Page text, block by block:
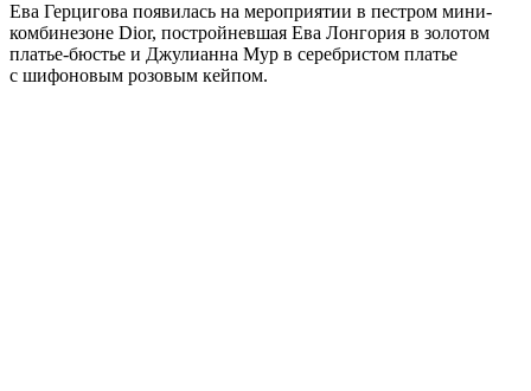
Ева Герцигова появилась на мероприятии в пестром мини-
комбинезоне Dior, постройневшая Ева Лонгория в золотом
платье-бюстье и Джулианна Мур в серебристом платье
с шифоновым розовым кейпом.